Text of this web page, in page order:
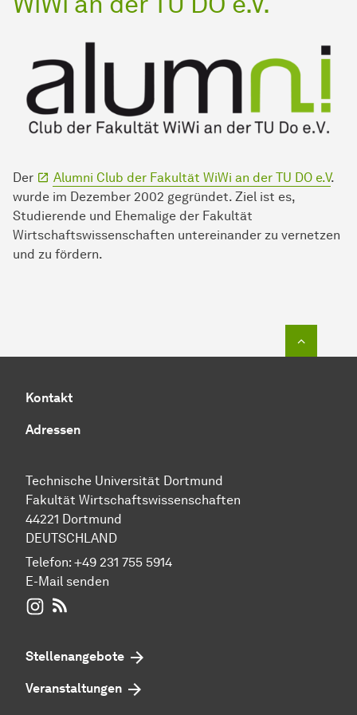
Der Alumni Club der Fakultät WiWi an der TU DO e.V.
wurde im Dezember 2002 gegründet. Ziel ist es,
Studierende und Ehemalige der Fakultät
Wirtschaftswissenschaften untereinander zu vernetzen
und zu fördern.
Kontakt
Adressen
Technische Universität Dortmund
Fakultät Wirtschaftswissenschaften
44221 Dortmund
DEUTSCHLAND
Telefon: +49 231 755 5914
E-Mail senden
WIWI auf Instagram
Stellenangebote
Veranstaltungen